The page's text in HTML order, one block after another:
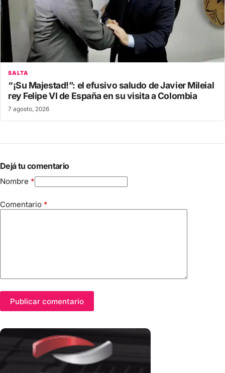
SALTA
“¡Su Majestad!”: el efusivo saludo de Javier Mileial
rey Felipe VI de España en su visita a Colombia
7 agosto, 2026
Dejá tu comentario
Nombre *
Comentario *
Publicar comentario